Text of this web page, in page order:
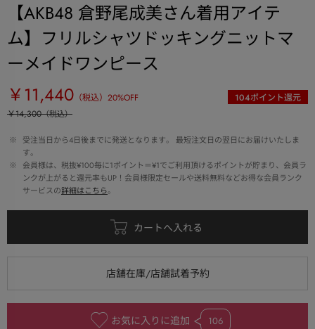
【AKB48 倉野尾成美さん着用アイテ
ム】フリルシャツドッキングニットマ
ーメイドワンピース
￥11,440 （税込） 20%OFF 104ポイント還元
￥14,300（税込）
※
受注当日から4日後までに発送となります。 最短注文日の翌日にお届けいたしま
す。
※
会員様は、税抜¥100毎に1ポイント＝¥1でご利用頂けるポイントが貯まり、会員ラ
ンクが上がると還元率もUP！会員様限定セールや送料無料などお得な会員ランク
サービスの詳細はこちら。
お気に入りに追加 106